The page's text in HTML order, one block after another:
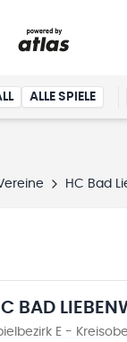
ALLE SPIELE
HC Bad
BAD
E -